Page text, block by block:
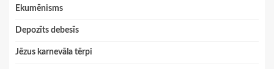
Ekumēnisms
Depozīts debesīs
Jēzus karnevāla tērpi